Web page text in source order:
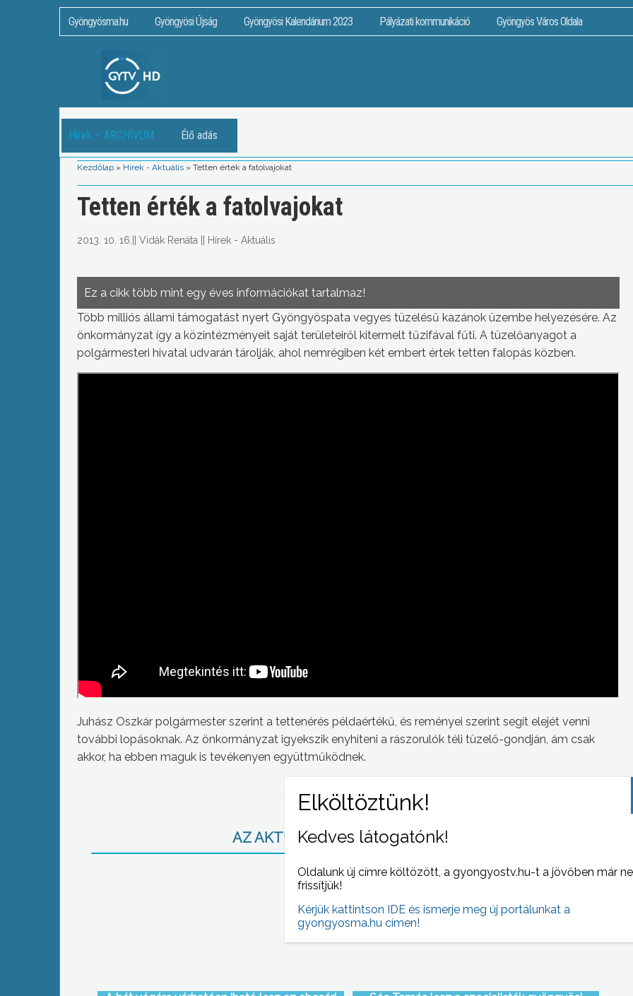
Gyöngyösma.hu Gyöngyösi Újság Gyöngyösi Kalendárium 2023 Pályázati kommunikáció Gyöngyös Város Oldala
Hírek – ARCHÍVUM Élő adás
Kezdőlap » Hírek - Aktuális » Tetten érték a fatolvajokat
Tetten érték a fatolvajokat
2013. 10. 16. Vidák Renáta Hírek - Aktuális
Ez a cikk több mint egy éves információkat tartalmaz!
Több milliós állami támogatást nyert Gyöngyöspata vegyes tüzelésű kazánok üzembe helyezésére. Az
önkormányzat így a közintézményeit saját területeiről kitermelt tűzifával fűti. A tüzelőanyagot a
polgármesteri hivatal udvarán tárolják, ahol nemrégiben két embert értek tetten falopás közben.
Juhász Oszkár polgármester szerint a tettenérés példaértékű, és reményei szerint segít elejét venni
további lopásoknak. Az önkormányzat igyekszik enyhíteni a rászorulók téli tüzelő-gondján, ám csak
akkor, ha ebben maguk is tevékenyen együttműködnek.
AZ AKTUÁLIS NAPI HÍREI
Kedves látogatónk!
Oldalunk új címre költözött, a gyongyostv.hu-t a jövőben már
frissítjük!
Kérjük kattintson IDE és ismerje meg új portálunkat a
gyongyosma.hu címen!